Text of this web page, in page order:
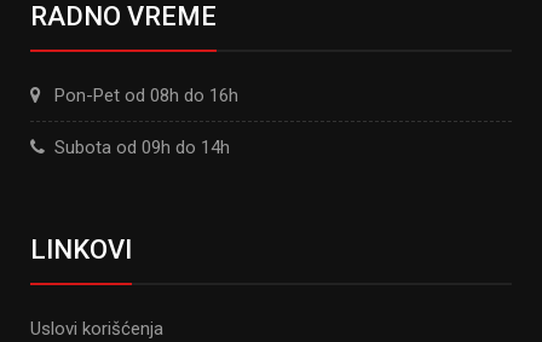
RADNO VREME
Pon-Pet od 08h do 16h
Subota od 09h do 14h
LINKOVI
Uslovi korišćenja